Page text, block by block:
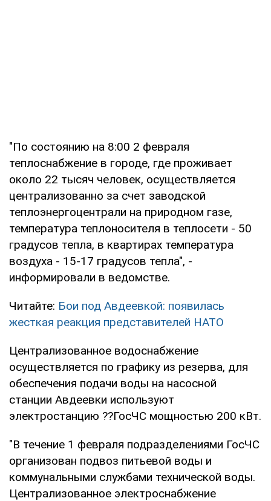
"По состоянию на 8:00 2 февраля
теплоснабжение в городе, где проживает
около 22 тысяч человек, осуществляется
централизованно за счет заводской
теплоэнергоцентрали на природном газе,
температура теплоносителя в теплосети - 50
градусов тепла, в квартирах температура
воздуха - 15-17 градусов тепла", -
информировали в ведомстве.
Читайте: Бои под Авдеевкой: появилась
жесткая реакция представителей НАТО
Централизованное водоснабжение
осуществляется по графику из резерва, для
обеспечения подачи воды на насосной
станции Авдеевки используют
электростанцию ??ГосЧС мощностью 200 кВт.
"В течение 1 февраля подразделениями ГосЧС
организован подвоз питьевой воды и
коммунальными службами технической воды.
Централизованное электроснабжение